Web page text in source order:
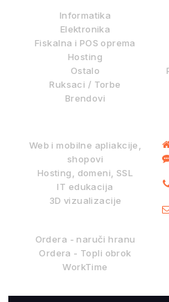
Informatika
Elektronika
Fiskalna i POS oprema
Hosting
Ostalo
Ruksaci / Torbe
Brendovi
Web i mobilne apliakcije,
shopovi
Hosting, domeni, SSL
IT edukacija
3D vizualizacije
Ordera - naruči hranu
Ordera - Topli obrok
WorkTime